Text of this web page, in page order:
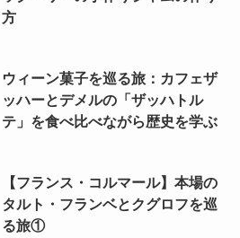
方
ウィーン菓子を巡る旅：カフェザ
ッハーとデメルの「ザッハトル
テ」を食べ比べながら歴史を学ぶ
【フランス・コルマール】本場の
タルト・フランベとクグロフを巡
る旅①